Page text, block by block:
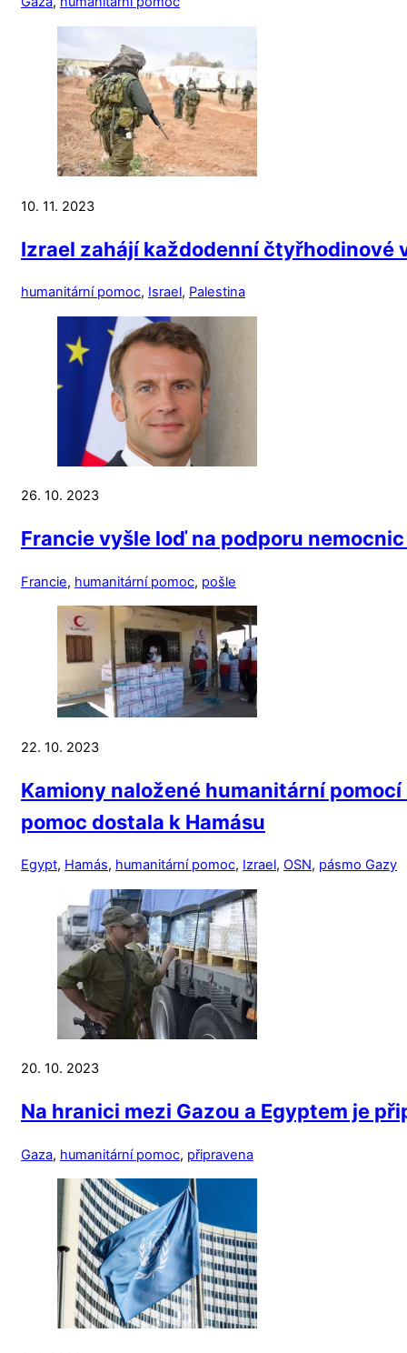
10. 11. 2023
Izrael zahájí každodenní čtyřhodinové
humanitární pomoc, Israel, Palestina
26. 10. 2023
Francie vyšle loď na podporu
Francie, humanitární pomoc, pošle
22. 10. 2023
Kamiony naložené humanitární
pomoc dostala k Hamásu
Egypt, Hamás, humanitární pomoc, Izrael, OSN, pásmo Gazy
20. 10. 2023
Na hranici mezi Gazou a Egyptem je
Gaza, humanitární pomoc, připravena